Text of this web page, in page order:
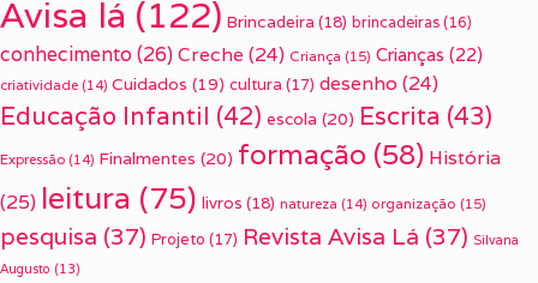
Avisa lá (122) Brincadeira (18) brincadeiras (16)
conhecimento(26) Creche (24) Criança (15) Crianças (22)
criatividade (14) Cuidados (19) cultura (17) desenho (24)
Educação Infantil (42) escola (20) Escrita (43)
Expressão (14) Finalmentes (20) formação (58) História
(25) leitura (75) livros (18) natureza (14) organização (15)
pesquisa (37) Projeto (17) Revista Avisa Lá (37) Silvana
Augusto (13)